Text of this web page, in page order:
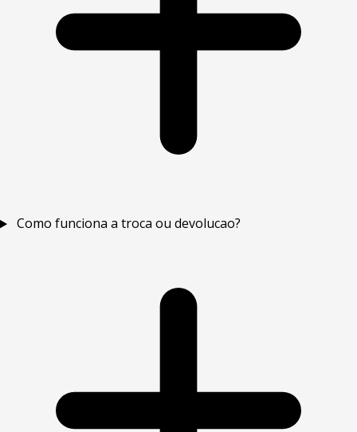
Como funciona a troca ou devolucao?